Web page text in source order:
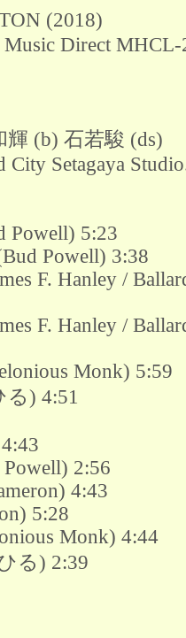
(2018)
Direct MHCL-
(b) 石若駿 (ds)
City Setagaya
Powell) 5:23
Powell) 3:38
F. Hanley /
F. Hanley /
Monk) 5:59
る) 4:51
2:56
4:43
5:28
Monk) 4:44
る) 2:39